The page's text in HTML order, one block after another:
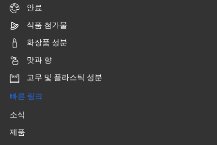
안료
식품 첨가물
화장품 성분
맛과 향
고무 및 플라스틱 성분
빠른 링크
소식
제품